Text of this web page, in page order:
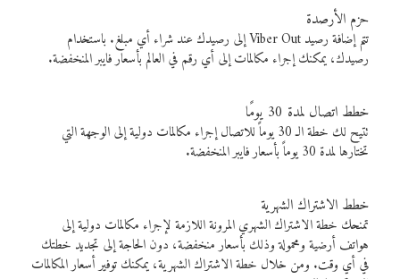
حزم الأرصدة
تتم إضافة رصيد Viber Out إلى رصيدك عند شراء أي مبلغ. باستخدام
رصيدك، يمكنك إجراء مكالمات إلى أي رقم في العالم بأسعار فايبر المنخفضة.
خطط اتصال لمدة 30 يومًا
تتيح لك خطة الـ 30 يوماً للاتصال إجراء مكالمات دولية إلى الوجهة التي
تختارها لمدة 30 يوماً بأسعار فايبر المنخفضة.
خطط الاشتراك الشهرية
تمنحك خطة الاشتراك الشهري المرونة اللازمة لإجراء مكالمات دولية إلى
هواتف أرضية ومحمولة وذلك بأسعار منخفضة، دون الحاجة إلى تجديد خطتك
في أي وقت. ومن خلال خطة الاشتراك الشهرية، يمكنك توفير أسعار المكالمات